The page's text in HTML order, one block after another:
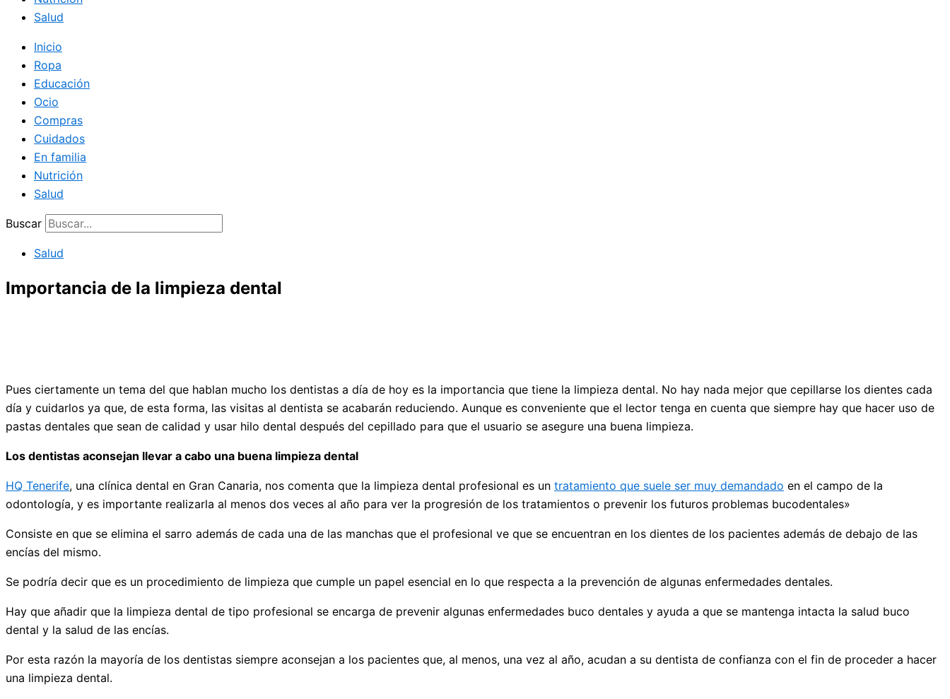
Salud
Inicio
Ropa
Educación
Ocio
Compras
Cuidados
En familia
Nutrición
Salud
Buscar
Salud
Importancia de la limpieza dental
Pues ciertamente un tema del que hablan mucho los dentistas a día de hoy es la importancia que tiene la limpieza dental. No hay nada mejor que cepillarse los dientes cada
día y cuidarlos ya que, de esta forma, las visitas al dentista se acabarán reduciendo. Aunque es conveniente que el lector tenga en cuenta que siempre hay que hacer uso de
pastas dentales que sean de calidad y usar hilo dental después del cepillado para que el usuario se asegure una buena limpieza.
Los dentistas aconsejan llevar a cabo una buena limpieza dental
HQ Tenerife, una clínica dental en Gran Canaria, nos comenta que la limpieza dental profesional es un tratamiento que suele ser muy demandado en el campo de la
odontología, y es importante realizarla al menos dos veces al año para ver la progresión de los tratamientos o prevenir los futuros problemas bucodentales»
Consiste en que se elimina el sarro además de cada una de las manchas que el profesional ve que se encuentran en los dientes de los pacientes además de debajo de las
encías del mismo.
Se podría decir que es un procedimiento de limpieza que cumple un papel esencial en lo que respecta a la prevención de algunas enfermedades dentales.
Hay que añadir que la limpieza dental de tipo profesional se encarga de prevenir algunas enfermedades buco dentales y ayuda a que se mantenga intacta la salud buco
dental y la salud de las encías.
Por esta razón la mayoría de los dentistas siempre aconsejan a los pacientes que, al menos, una vez al año, acudan a su dentista de confianza con el fin de proceder a hacer
una limpieza dental.